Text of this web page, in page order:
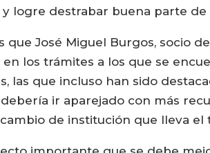
y logre destrabar buena parte de
que José Miguel Burgos, socio
los trámites a los que se
las que incluso han sido
ir aparejado con más
de institución que lleva el